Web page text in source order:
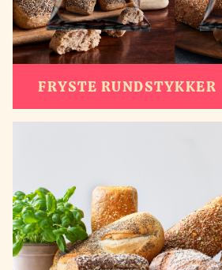
FRYSTE RUNDSTYKKER